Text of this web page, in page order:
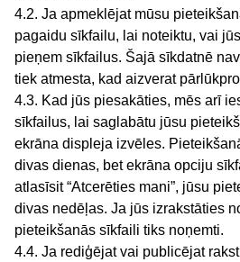
4.2. Ja apmeklējat mūsu
pagaidu sīkfailu, lai noteiktu, vai
pieņem sīkfailus. Šajā sīkdatnē
tiek atmesta, kad aizverat
4.3. Kad jūs piesakāties, mēs arī
sīkfailus, lai saglabātu jūsu
ekrāna displeja izvēles.
divas dienas, bet ekrāna opciju
atlasīsit “Atcerēties mani”, jūsu
divas nedēļas. Ja jūs izrakstāties
pieteikšanās sīkfaili tiks noņemti.
4.4. Ja rediģējat vai publicējat